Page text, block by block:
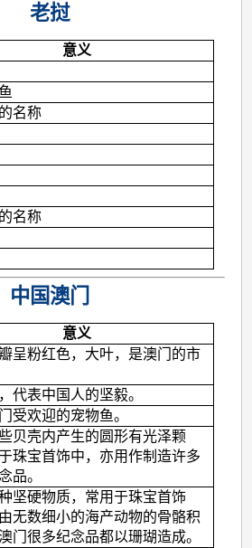
老挝
意义
名称
名称
中国澳门
意义
呈粉红色，大叶，是澳门的市
代表中国人的坚毅。
受欢迎的宠物鱼。
贝壳内产生的圆形有光泽颗
珠宝首饰中，亦用作制造许多
品。
坚硬物质，常用于珠宝首饰
无数细小的海产动物的骨骼积
门很多纪念品都以珊瑚造成。